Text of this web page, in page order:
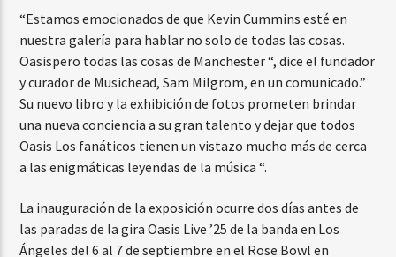
“Estamos emocionados de que Kevin Cummins esté en
nuestra galería para hablar no solo de todas las cosas.
Oasispero todas las cosas de Manchester “, dice el fundador
y curador de Musichead, Sam Milgrom, en un comunicado.”
Su nuevo libro y la exhibición de fotos prometen brindar
una nueva conciencia a su gran talento y dejar que todos
Oasis Los fanáticos tienen un vistazo mucho más de cerca
a las enigmáticas leyendas de la música “.
La inauguración de la exposición ocurre dos días antes de
las paradas de la gira Oasis Live ’25 de la banda en Los
Ángeles del 6 al 7 de septiembre en el Rose Bowl en